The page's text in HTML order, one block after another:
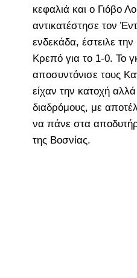
κεφαλιά και ο Γιόβο
αντικατέστησε τον
ενδεκάδα, έστειλε
Κρεπό για το 1-0. Το
αποσυντόνισε τους
είχαν την κατοχή
διαδρόμους, με
να πάνε στα
της Βοσνίας.